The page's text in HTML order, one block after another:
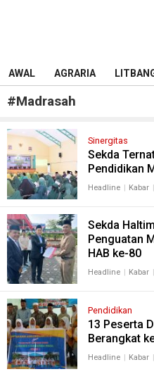
AWAL AGRARIA
#Madrasah
Sinergitas
Sekda
Pendidikan
Headline Kabar
Sekda
Penguatan
HAB ke-80
Headline Kabar
Pendidikan
13 Peserta
Berangkat
Headline Kabar